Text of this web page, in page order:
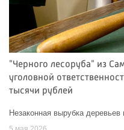
"Черного лесоруба" из
уголовной
тысячи рублей
Незаконная вырубка